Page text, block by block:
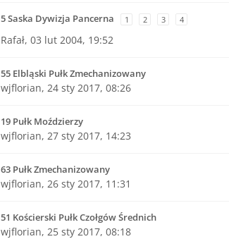
5 Saska Dywizja Pancerna 1 2 3 4
Rafał, 03 lut 2004, 19:52
55 Elbląski Pułk Zmechanizowany
wjflorian, 24 sty 2017, 08:26
19 Pułk Moździerzy
wjflorian, 27 sty 2017, 14:23
63 Pułk Zmechanizowany
wjflorian, 26 sty 2017, 11:31
51 Kościerski Pułk Czołgów Średnich
wjflorian, 25 sty 2017, 08:18